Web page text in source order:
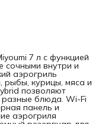
7 л с функцией
сочными внутри и
аэрогриль
рыбы, курицы, мяса и
позволяют
разные блюда. Wi-Fi
панель и
аэрогриля